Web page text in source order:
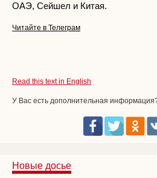
ОАЭ, Сейшел и Китая.
Читайте в Телеграм
Read this text in English
У Вас есть дополнительная
Новые досье